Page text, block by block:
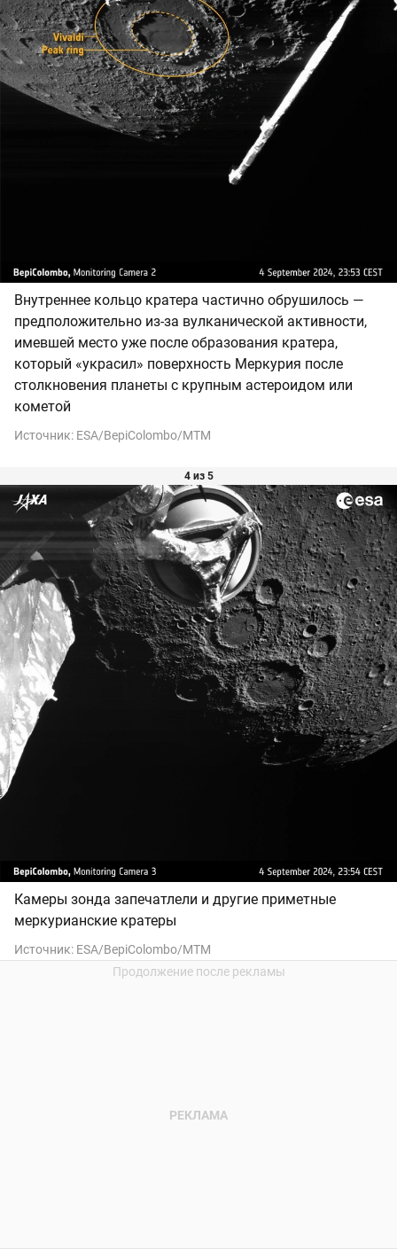
Внутреннее кольцо кратера частично обрушилось —
предположительно из-за вулканической активности,
имевшей место уже после образования кратера,
который «украсил» поверхность Меркурия после
столкновения планеты с крупным астероидом или
кометой
Источник: ESA/BepiColombo/MTM
4 из 5
Камеры зонда запечатлели и другие приметные
меркурианские кратеры
Источник: ESA/BepiColombo/MTM